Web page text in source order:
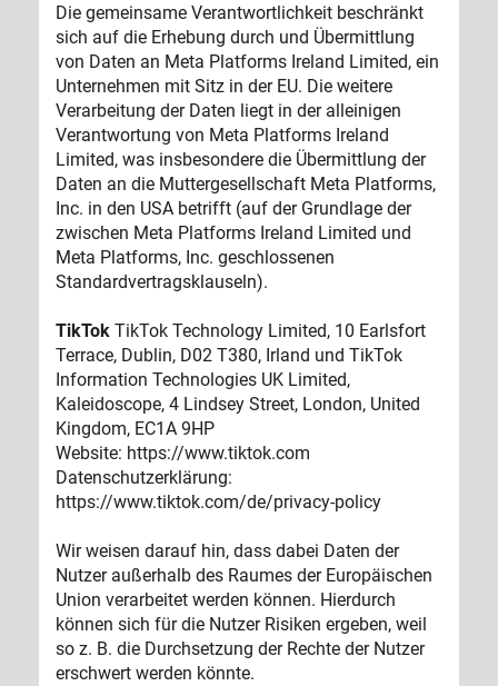
Die gemeinsame Verantwortlichkeit beschränkt
sich auf die Erhebung durch und Übermittlung
von Daten an Meta Platforms Ireland Limited, ein
Unternehmen mit Sitz in der EU. Die weitere
Verarbeitung der Daten liegt in der alleinigen
Verantwortung von Meta Platforms Ireland
Limited, was insbesondere die Übermittlung der
Daten an die Muttergesellschaft Meta Platforms,
Inc. in den USA betrifft (auf der Grundlage der
zwischen Meta Platforms Ireland Limited und
Meta Platforms, Inc. geschlossenen
Standardvertragsklauseln).
TikTok TikTok Technology Limited, 10 Earlsfort
Terrace, Dublin, D02 T380, Irland und TikTok
Information Technologies UK Limited,
Kaleidoscope, 4 Lindsey Street, London, United
Kingdom, EC1A 9HP
Website: https://www.tiktok.com
Datenschutzerklärung:
https://www.tiktok.com/de/privacy-policy
Wir weisen darauf hin, dass dabei Daten der
Nutzer außerhalb des Raumes der Europäischen
Union verarbeitet werden können. Hierdurch
können sich für die Nutzer Risiken ergeben, weil
so z. B. die Durchsetzung der Rechte der Nutzer
erschwert werden könnte.